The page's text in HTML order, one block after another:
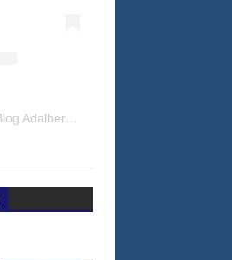
Uma publicação partilhada por Blog Adalberto Gomes Noticias (@blogadalbertogomesnoticiass)